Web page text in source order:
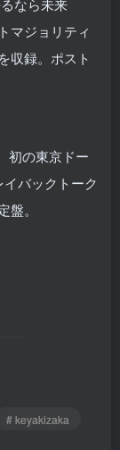
なら未来
マジョリティ
収録。ポスト
初の東京ドー
バックトーク
。
# keyakizaka